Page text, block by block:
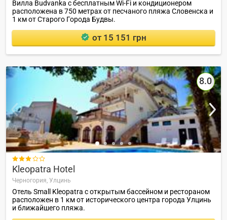
Вилла Budvanka с бесплатным Wi-Fi и кондиционером
расположена в 750 метрах от песчаного пляжа Словенска и
1 км от Старого Города Будвы.
от 15 151 грн
8.0

Kleopatra Hotel
Черногория, Улцинь
Отель Small Kleopatra с открытым бассейном и рестораном
расположен в 1 км от исторического центра города Улцинь
и ближайшего пляжа.